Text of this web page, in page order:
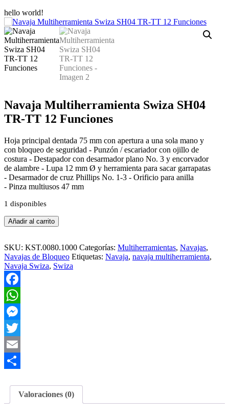
hello world!
Navaja Multiherramienta Swiza SH04
TR-TT 12 Funciones
Hoja principal dentada 75 mm con apertura a una sola mano y
con bloqueo de seguridad - Punzón / escariador con ojillo de
costura - Destapador con desarmador plano No. 3 y encorvador
de alambre - Lupa 12 mm Ø y herramienta para sacar garrapatas
- Desarmador de cruz Phillips No. 1-3 - Orificio para anilla
- Pinza multiusos 47 mm
1 disponibles
Navaja
Multiherramienta
SH04
TR-
TT
12
Funciones
cantidad
Añadir al carrito
SKU: KST.0080.1000 Categorías: Multiherramientas, Navajas,
Navajas de Bloqueo Etiquetas: Navaja, navaja multiherramienta,
Navaja Swiza, Swiza
Facebook
WhatsApp
Messenger
Twitter
Email
Valoraciones (0)